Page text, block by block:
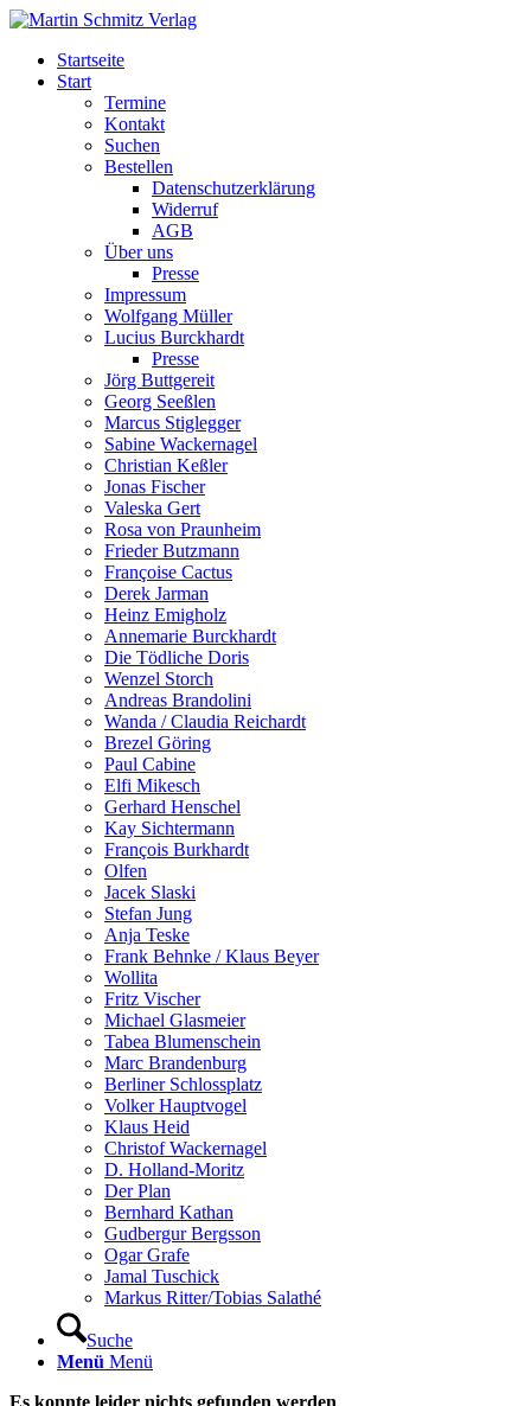
Startseite
Start
Termine
Kontakt
Suchen
Bestellen
Datenschutzerklärung
Widerruf
AGB
Über uns
Presse
Impressum
Wolfgang Müller
Lucius Burckhardt
Presse
Jörg Buttgereit
Georg Seeßlen
Marcus Stiglegger
Sabine Wackernagel
Christian Keßler
Jonas Fischer
Valeska Gert
Rosa von Praunheim
Frieder Butzmann
Françoise Cactus
Derek Jarman
Heinz Emigholz
Annemarie Burckhardt
Die Tödliche Doris
Wenzel Storch
Andreas Brandolini
Wanda / Claudia Reichardt
Brezel Göring
Paul Cabine
Elfi Mikesch
Gerhard Henschel
Kay Sichtermann
François Burkhardt
Olfen
Jacek Slaski
Stefan Jung
Anja Teske
Frank Behnke / Klaus Beyer
Wollita
Fritz Vischer
Michael Glasmeier
Tabea Blumenschein
Marc Brandenburg
Berliner Schlossplatz
Volker Hauptvogel
Klaus Heid
Christof Wackernagel
D. Holland-Moritz
Der Plan
Bernhard Kathan
Gudbergur Bergsson
Ogar Grafe
Jamal Tuschick
Markus Ritter/Tobias Salathé
Suche
Menü Menü
Es konnte leider nichts gefunden werden